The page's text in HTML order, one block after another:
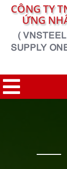
CÔNG TY
ỨNG
(
SUPPLY